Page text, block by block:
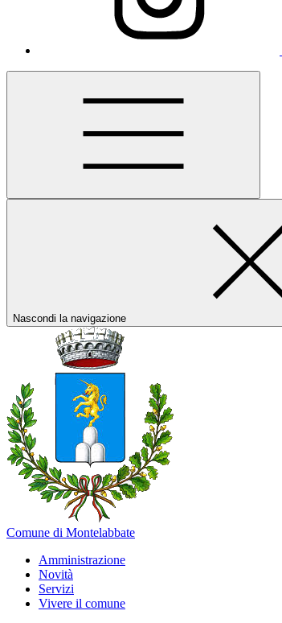
Nascondi la navigazione
Comune di Montelabbate
Amministrazione
Novità
Servizi
Vivere il comune